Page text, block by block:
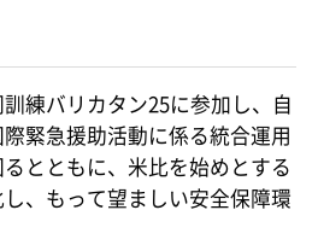
練バリカタン25に参加し、自
緊急援助活動に係る統合運用
とともに、米比を始めとする
、もって望ましい安全保障環